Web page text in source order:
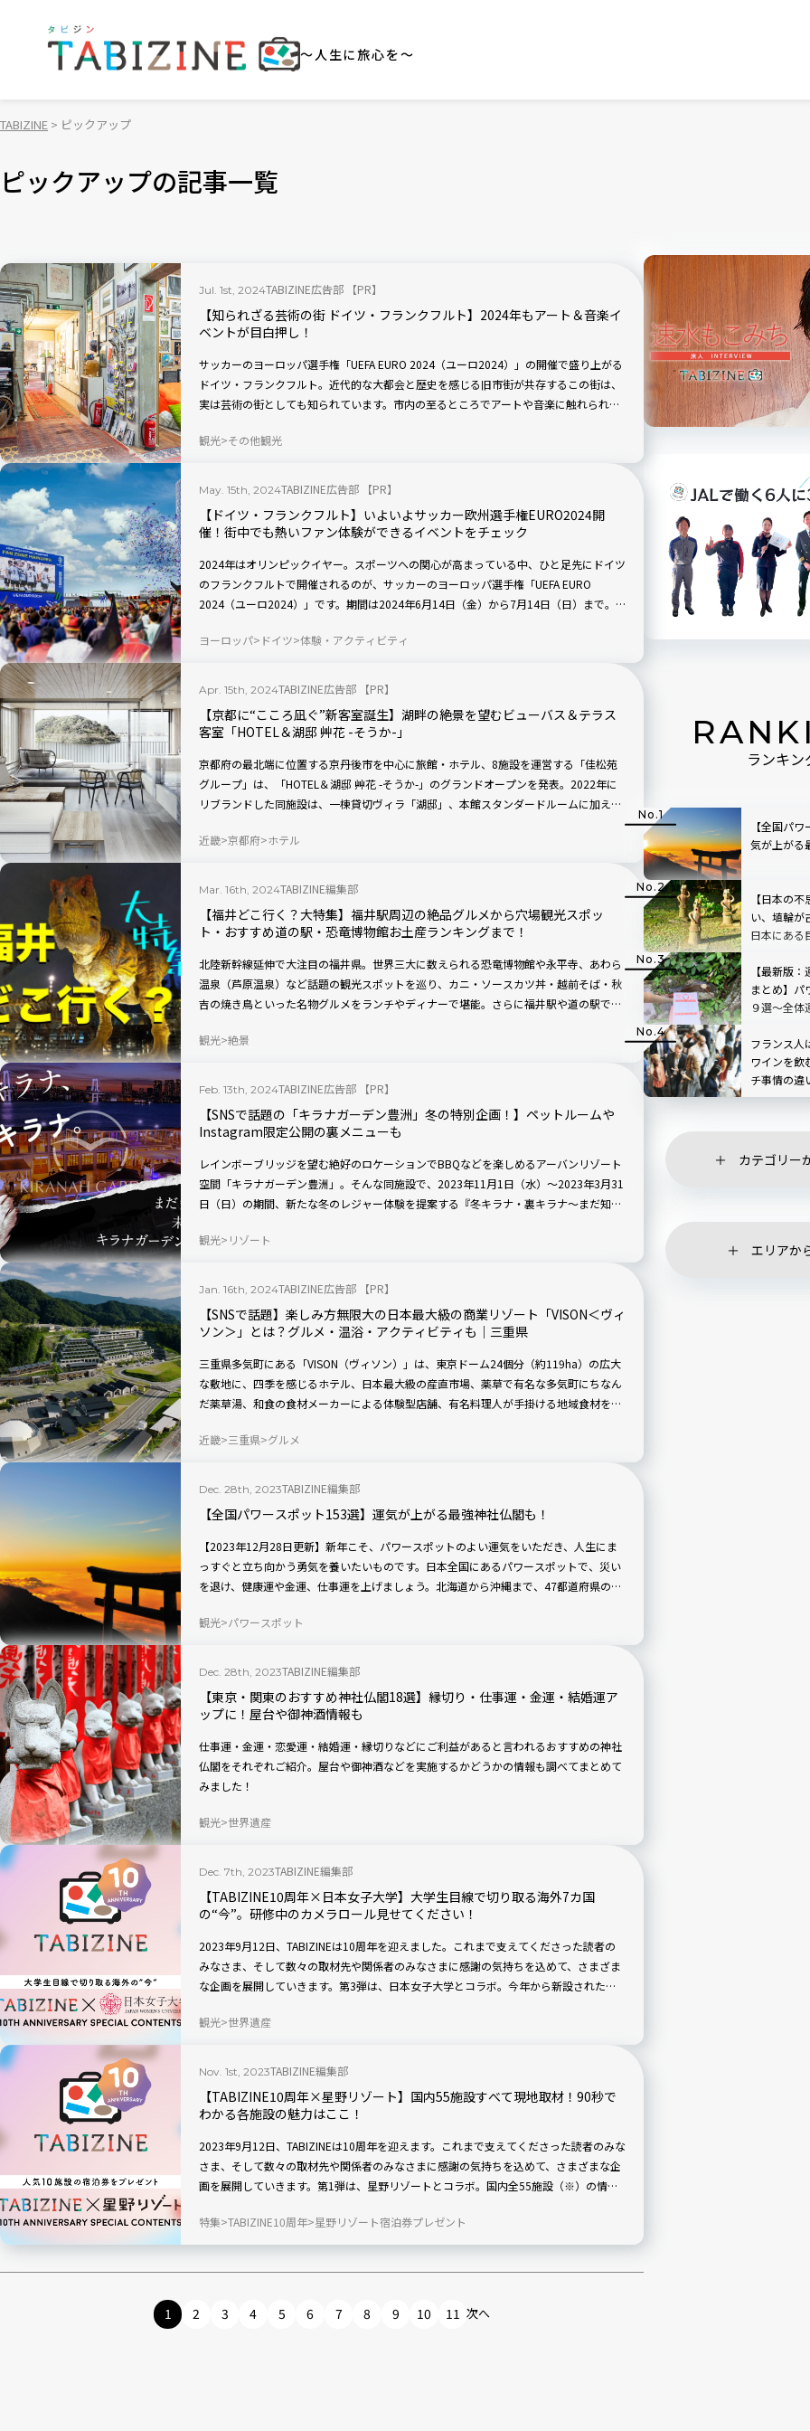
～人生に旅心を～
TABIZINE ピックアップ
ピックアップの記事一覧
Jul. 1st, 2024TABIZINE広告部 【PR】
【知られざる芸術の街 ドイツ・フランクフルト】2024年もアート＆音楽イ
ベントが目白押し！
サッカーのヨーロッパ選手権「UEFA EURO 2024（ユーロ2024）」の開催で盛り上がる
ドイツ・フランクフルト。近代的な大都会と歴史を感じる旧市街が共存するこの街は、
実は芸術の街としても知られています。市内の至るところでアートや音楽に触れられる
を紹介します。
観光 その他観光
May. 15th, 2024TABIZINE広告部 【PR】
【ドイツ・フランクフルト】いよいよサッカー欧州選手権EURO2024開
催！街中でも熱いファン体験ができるイベントをチェック
2024年はオリンピックイヤー。スポーツへの関心が高まっている中、ひと足先にドイツ
のフランクフルトで開催されるのが、サッカーのヨーロッパ選手権「UEFA EURO
2024（ユーロ2024）」です。期間は2024年6月14日（金）から7月14日（日）まで。
フランクフルトの街中でサッカーを応援する熱気や試合を楽しむことができるのです。
ヨーロッパ ドイツ 体験・アクティビティ
Apr. 15th, 2024TABIZINE広告部 【PR】
【京都に“こころ凪ぐ”新客室誕生】湖畔の絶景を望むビューバス＆テラス
客室「HOTEL＆湖邸 艸花 -そうか-」
京都府の最北端に位置する京丹後市を中心に旅館・ホテル、8施設を運営する「佳松苑
グループ」は、「HOTEL＆湖邸 艸花 -そうか-」のグランドオープンを発表。2022年に
リブランドした同施設は、一棟貸切ヴィラ「湖邸」、本館スタンダードルームに加え、
生します。
近畿 京都府 ホテル
Mar. 16th, 2024TABIZINE編集部
【福井どこ行く？大特集】福井駅周辺の絶品グルメから穴場観光スポッ
ト・おすすめ道の駅・恐竜博物館お土産ランキングまで！
北陸新幹線延伸で大注目の福井県。世界三大に数えられる恐竜博物館や永平寺、あわら
温泉（芦原温泉）など話題の観光スポットを巡り、カニ・ソースカツ丼・越前そば・秋
吉の焼き鳥といった名物グルメをランチやディナーで堪能。さらに福井駅や道の駅でお
に」は3月20日に漁が終了（各店舗在庫がなくなり次第終了）、「水羊かん」の販売は3
観光 絶景
Feb. 13th, 2024TABIZINE広告部 【PR】
【SNSで話題の「キラナガーデン豊洲」冬の特別企画！】ペットルームや
Instagram限定公開の裏メニューも
レインボーブリッジを望む絶好のロケーションでBBQなどを楽しめるアーバンリゾート
空間「キラナガーデン豊洲」。そんな同施設で、2023年11月1日（水）～2023年3月31
日（日）の期間、新たな冬のレジャー体験を提案する『冬キラナ・裏キラナ～まだ知ら
Instagram限定で公開されるシークレットメニューも登場！ そんな同施設で開催され
観光 リゾート
Jan. 16th, 2024TABIZINE広告部 【PR】
【SNSで話題】楽しみ方無限大の日本最大級の商業リゾート「VISON＜ヴィ
ソン＞」とは？グルメ・温浴・アクティビティも｜三重県
三重県多気町にある「VISON（ヴィソン）」は、東京ドーム24個分（約119ha）の広大
な敷地に、四季を感じるホテル、日本最大級の産直市場、薬草で有名な多気町にちなん
だ薬草湯、和食の食材メーカーによる体験型店舗、有名料理人が手掛ける地域食材を活
す。三重の豊かな自然や暮らし、四季の移り変わりを肌で感じながら、ここでしか味わ
近畿 三重県 グルメ
Dec. 28th, 2023TABIZINE編集部
【全国パワースポット153選】運気が上がる最強神社仏閣も！
【2023年12月28日更新】新年こそ、パワースポットのよい運気をいただき、人生にま
っすぐと立ち向かう勇気を養いたいものです。日本全国にあるパワースポットで、災い
を退け、健康運や金運、仕事運を上げましょう。北海道から沖縄まで、47都道府県のパ
観光 パワースポット
Dec. 28th, 2023TABIZINE編集部
【東京・関東のおすすめ神社仏閣18選】縁切り・仕事運・金運・結婚運ア
ップに！屋台や御神酒情報も
仕事運・金運・恋愛運・結婚運・縁切りなどにご利益があると言われるおすすめの神社
仏閣をそれぞれご紹介。屋台や御神酒などを実施するかどうかの情報も調べてまとめて
みました！
観光 世界遺産
Dec. 7th, 2023TABIZINE編集部
【TABIZINE10周年×日本女子大学】大学生目線で切り取る海外7カ国
の“今”。研修中のカメラロール見せてください！
2023年9月12日、TABIZINEは10周年を迎えました。これまで支えてくださった読者の
みなさま、そして数々の取材先や関係者のみなさまに感謝の気持ちを込めて、さまざま
な企画を展開していきます。第3弾は、日本女子大学とコラボ。今年から新設された国
通して、大学1年生ならではのみずみずしい感性で切り取られた海外の“今”をお届けし
ー、フランス、ベトナム、台湾、韓国。ヨーロッパからアジアまで、7カ国の最前線の
観光 世界遺産
Nov. 1st, 2023TABIZINE編集部
【TABIZINE10周年×星野リゾート】国内55施設すべて現地取材！90秒で
わかる各施設の魅力はここ！
2023年9月12日、TABIZINEは10周年を迎えます。これまで支えてくださった読者のみな
さま、そして数々の取材先や関係者のみなさまに感謝の気持ちを込めて、さまざまな企
画を展開していきます。第1弾は、星野リゾートとコラボ。国内全55施設（※）の情報
休館中の「界熱海」、2023年10月から改装休館に入る「OMO7高知」は除きます。
特集 TABIZINE10周年 星野リゾート宿泊券プレゼント
1 2 3 4 5 6 7 8 9 10 11 次へ
ランキン
【全国パ
気が上がる
【日本の
い、埴輪が
日本にある
【最新版
まとめ】パ
９選〜全体
フランス人
ワインを飲
チ事情の違
カテゴリー
エリアか